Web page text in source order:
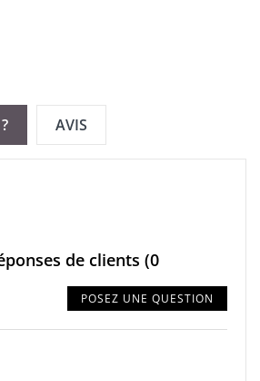
AVIS
de clients (0
POSEZ UNE QUESTION